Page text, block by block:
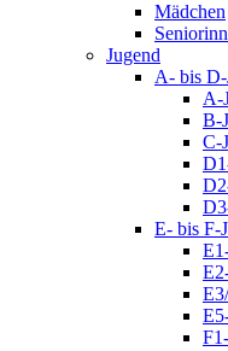
Mädchen
Jugend
A- bis D-
A-
B-
C-
E- bis F-